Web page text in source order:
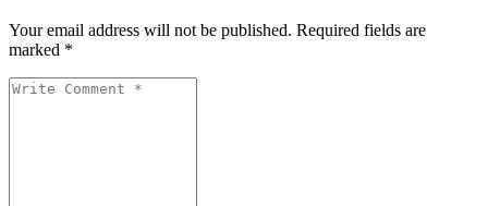
Your email address will not be published. Required fields are
marked *